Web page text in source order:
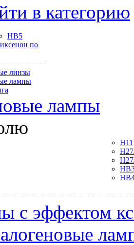
в категорию
HB5
по
линзы
лампы
лампы
H11
с эффектом